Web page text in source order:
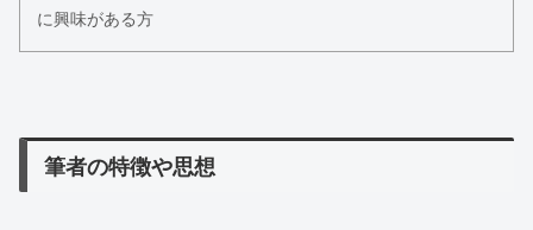
に興味がある方
筆者の特徴や思想